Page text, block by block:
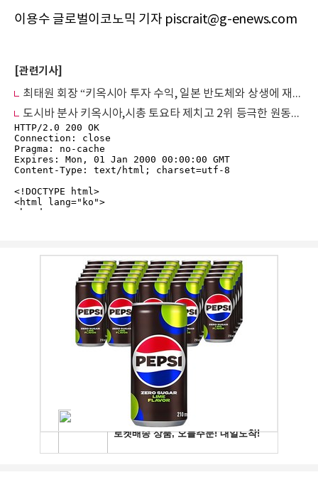
이용수 글로벌이코노믹 기자 piscrait@g-enews.com
[관련기사]
최태원 회장 “키옥시아 투자 수익, 일본 반도체와 상생에 재투자”
도시바 분사 키옥시아,시총 토요타 제치고 2위 등극한 원동력은